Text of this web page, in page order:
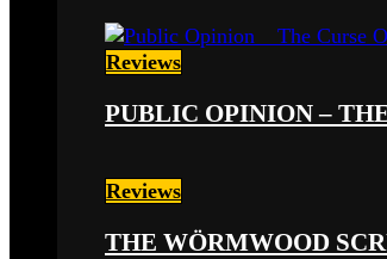
Reviews
PUBLIC OPINION –
Reviews
THE WÖRMWOOD